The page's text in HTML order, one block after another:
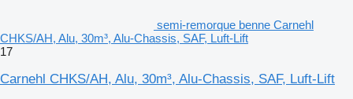
semi-remorque benne Carnehl
CHKS/AH, Alu, 30m³, Alu-Chassis, SAF, Luft-Lift
17
Carnehl CHKS/AH, Alu, 30m³, Alu-Chassis, SAF, Luft-Lift